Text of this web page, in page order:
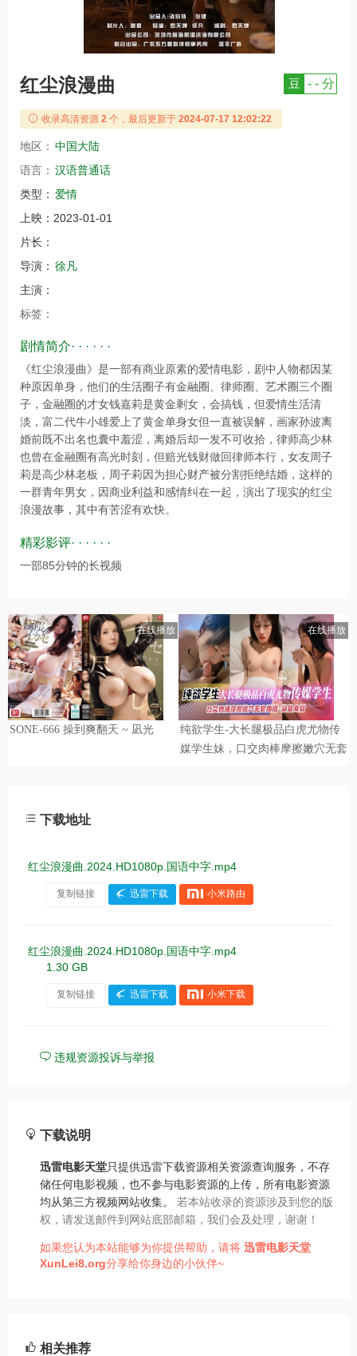
红尘浪漫曲 豆 - - 分
收录高清资源 2 个，最后更新于 2024-07-17 12:02:22
地区： 中国大陆
语言： 汉语普通话
类型： 爱情
上映： 2023-01-01
片长：
导演： 徐凡
主演：
标签：
剧情简介· · · · · ·
《红尘浪漫曲》是一部有商业原素的爱情电影，剧中人物都因某
种原因单身，他们的生活圈子有金融圈、律师圈、艺术圈三个圈
子，金融圈的才女钱嘉莉是黄金剩女，会搞钱，但爱情生活清
淡，富二代牛小雄爱上了黄金单身女但一直被误解，画家孙波离
婚前既不出名也囊中羞涩，离婚后却一发不可收拾，律师高少林
也曾在金融圈有高光时刻，但赔光钱财做回律师本行，女友周子
莉是高少林老板，周子莉因为担心财产被分割拒绝结婚，这样的
一群青年男女，因商业利益和感情纠在一起，演出了现实的红尘
浪漫故事，其中有苦涩有欢快。
精彩影评· · · · · ·
一部85分钟的长视频
下载地址
红尘浪漫曲.2024.HD1080p.国语中字.mp4
复制链接 迅雷下载 小米路由
红尘浪漫曲.2024.HD1080p.国语中字.mp4
1.30 GB
复制链接 迅雷下载 小米下载
违规资源投诉与举报
下载说明
迅雷电影天堂只提供迅雷下载资源相关资源查询服务，不存
储任何电影视频，也不参与电影资源的上传，所有电影资源
均从第三方视频网站收集。 若本站收录的资源涉及到您的版
权，请发送邮件到网站底部邮箱，我们会及处理，谢谢！
如果您认为本站能够为你提供帮助，请将 迅雷电影天堂
XunLei8.org分享给你身边的小伙伴~
相关推荐